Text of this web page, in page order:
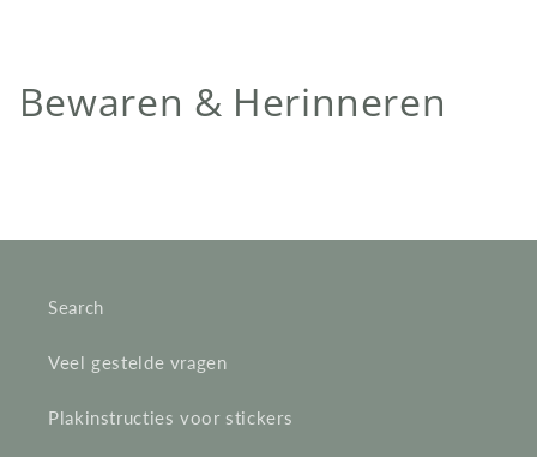
C
l
Bewaren & Herinneren
Search
Veel gestelde vragen
Plakinstructies voor stickers